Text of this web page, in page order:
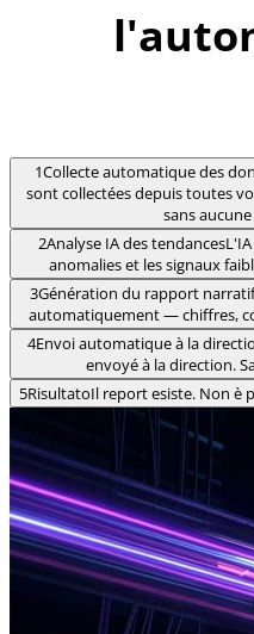
1Collecte automatique des
sont collectées depuis toutes
sans
2Analyse IA des tendances
anomalies et les signaux
3Génération du rapport narratif
automatiquement — chiffres,
4Envoi automatique à la
envoyé à la direction.
5RisultatoIl report esiste. Non è